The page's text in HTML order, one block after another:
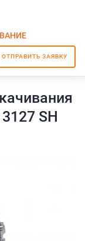
ОТПРАВИТЬ ЗАЯВКУ
SH